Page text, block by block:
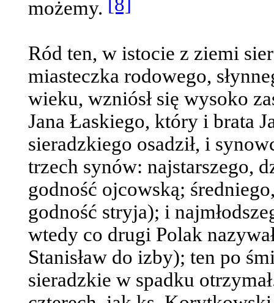
możemy.
Ród ten, w istocie z ziemi
miasteczka rodowego,
wieku, wzniósł się wysoko
Jana Łaskiego, który i brata
sieradzkiego osadził, i
trzech synów: najstarszego,
godność ojcowską;
godność stryja); i
wtedy co drugi Polak
Stanisław do izby); ten po
sieradzkie w spadku